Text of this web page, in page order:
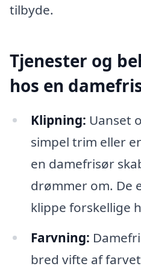
tilbyde.
Tjenester og
hos en
Klipning: Uanset
simpel trim eller
en damefrisør
drømmer om. De
klippe forskellige
Farvning:
bred vifte af